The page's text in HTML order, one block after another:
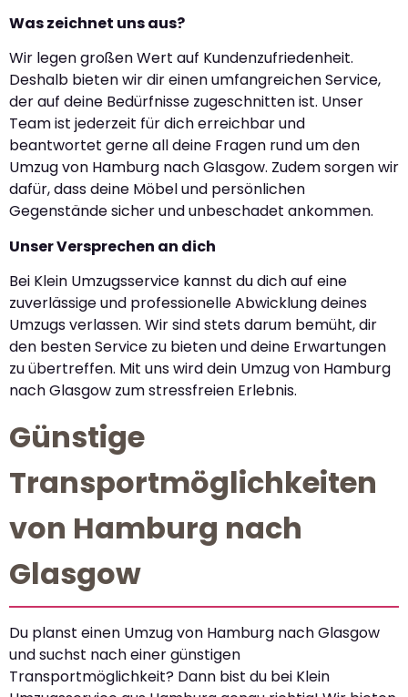
Was zeichnet uns aus?
Wir legen großen Wert auf Kundenzufriedenheit.
Deshalb bieten wir dir einen umfangreichen Service,
der auf deine Bedürfnisse zugeschnitten ist. Unser
Team ist jederzeit für dich erreichbar und
beantwortet gerne all deine Fragen rund um den
Umzug von Hamburg nach Glasgow. Zudem sorgen wir
dafür, dass deine Möbel und persönlichen
Gegenstände sicher und unbeschadet ankommen.
Unser Versprechen an dich
Bei Klein Umzugsservice kannst du dich auf eine
zuverlässige und professionelle Abwicklung deines
Umzugs verlassen. Wir sind stets darum bemüht, dir
den besten Service zu bieten und deine Erwartungen
zu übertreffen. Mit uns wird dein Umzug von Hamburg
nach Glasgow zum stressfreien Erlebnis.
Günstige
Transportmöglichkeiten
von Hamburg nach
Glasgow
Du planst einen Umzug von Hamburg nach Glasgow
und suchst nach einer günstigen
Transportmöglichkeit? Dann bist du bei Klein